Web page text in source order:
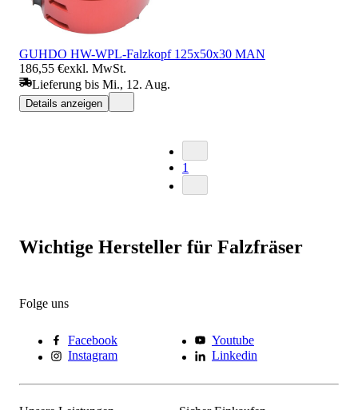
GUHDO HW-WPL-Falzkopf 125x50x30 MAN
186,55 €exkl. MwSt.
Lieferung bis Mi., 12. Aug.
Details anzeigen
1
Wichtige Hersteller für Falzfräser
Folge uns
Facebook
Youtube
Instagram
Linkedin